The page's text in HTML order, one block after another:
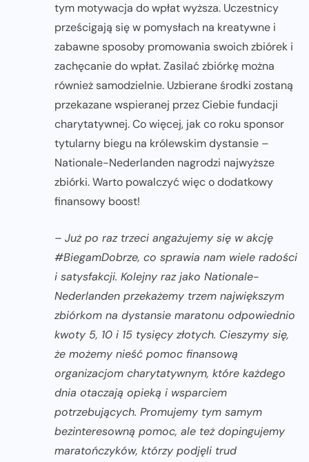
tym motywacja do wpłat wyższa. Uczestnicy
prześcigają się w pomysłach na kreatywne i
zabawne sposoby promowania swoich zbiórek i
zachęcanie do wpłat. Zasilać zbiórkę można
również samodzielnie. Uzbierane środki zostaną
przekazane wspieranej przez Ciebie fundacji
charytatywnej. Co więcej, jak co roku sponsor
tytularny biegu na królewskim dystansie –
Nationale-Nederlanden nagrodzi najwyższe
zbiórki. Warto powalczyć więc o dodatkowy
finansowy boost!
– Już po raz trzeci angażujemy się w akcję
#BiegamDobrze, co sprawia nam wiele radości
i satysfakcji. Kolejny raz jako Nationale-
Nederlanden przekażemy trzem największym
zbiórkom na dystansie maratonu odpowiednio
kwoty 5, 10 i 15 tysięcy złotych. Cieszymy się,
że możemy nieść pomoc finansową
organizacjom charytatywnym, które każdego
dnia otaczają opieką i wsparciem
potrzebujących. Promujemy tym samym
bezinteresowną pomoc, ale też dopingujemy
maratończyków, którzy podjęli trud